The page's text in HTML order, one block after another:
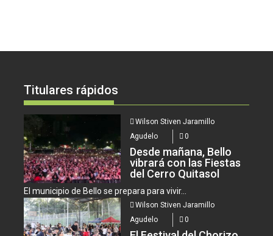
Titulares rápidos
Wilson Stiven Jaramillo
Agudelo
0
Desde mañana, Bello
vibrará con las Fiestas
del Cerro Quitasol
El municipio de Bello se prepara para vivir...
Wilson Stiven Jaramillo
Agudelo
0